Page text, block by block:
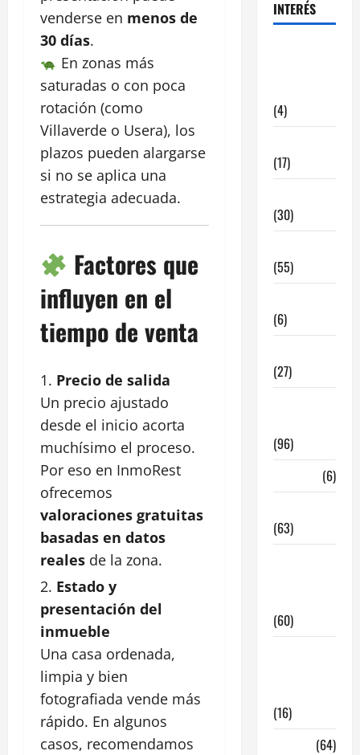
venderse en menos de
30 días.
En zonas más
saturadas o con poca
rotación (como
Villaverde o Usera), los
plazos pueden alargarse
si no se aplica una
estrategia adecuada.
Factores que
influyen en el
tiempo de venta
Precio de salida
Un precio ajustado
desde el inicio acorta
muchísimo el proceso.
Por eso en InmoRest
ofrecemos
valoraciones gratuitas
basadas en datos
reales de la zona.
Estado y
presentación del
inmueble
Una casa ordenada,
limpia y bien
fotografiada vende más
rápido. En algunos
casos, recomendamos
INTERÉS
(4)
(17)
(30)
(55)
(6)
(27)
(96)
(6)
(63)
(60)
(16)
(64)